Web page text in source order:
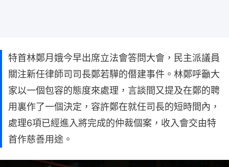
特首林鄭月娥今早出席立法會答問大會，民主派議員
關注新任律師司司長鄭若驊的僭建事件。林鄭呼籲大
家以一個包容的態度來處理，言談間又提及在鄭的聘
用裏作了一個決定，容許鄭在就任司長的短時間內，
處理6項已經進入將完成的仲裁個案，收入會交由特
首作慈善用途。